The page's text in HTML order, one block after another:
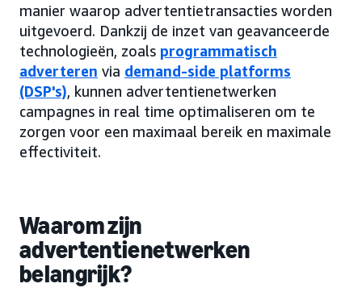
manier waarop advertentietransacties worden
uitgevoerd. Dankzij de inzet van geavanceerde
technologieën, zoals programmatisch
adverteren via demand-side platforms
(DSP's), kunnen advertentienetwerken
campagnes in real time optimaliseren om te
zorgen voor een maximaal bereik en maximale
effectiviteit.
Waarom zijn
advertentienetwerken
belangrijk?